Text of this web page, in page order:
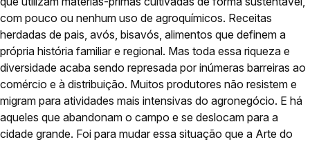
com pouco ou nenhum uso de agroquímicos. Receitas
herdadas de pais, avós, bisavós, alimentos que definem a
própria história familiar e regional. Mas toda essa riqueza e
diversidade acaba sendo represada por inúmeras barreiras ao
comércio e à distribuição. Muitos produtores não resistem e
migram para atividades mais intensivas do agronegócio. E há
aqueles que abandonam o campo e se deslocam para a
cidade grande. Foi para mudar essa situação que a Arte do